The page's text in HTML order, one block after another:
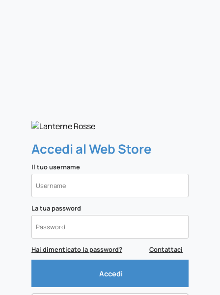
Accedi al Web Store
Il tuo username
La tua password
Hai dimenticato la password? Contattaci